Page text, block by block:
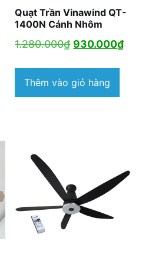
Quạt Trần Vinawind QT-
1400N Cánh Nhôm
1.280.000₫ Giá
là:
1.280.000₫.
930.000₫Giá
Thêm vào giỏ hàng